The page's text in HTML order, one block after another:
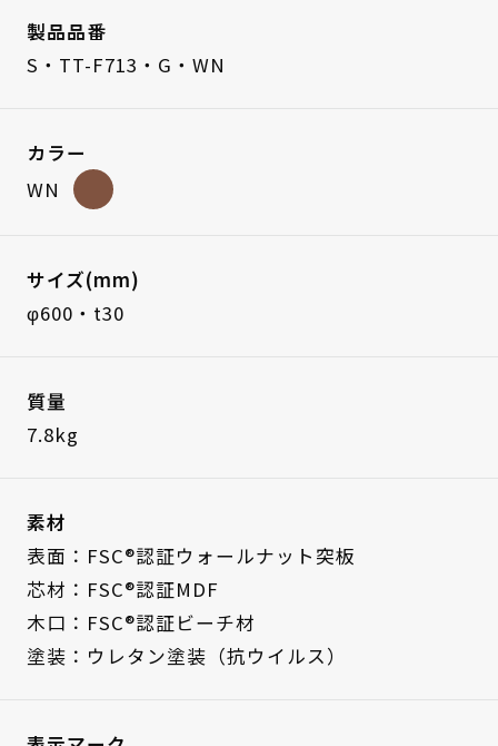
製品品番
S・TT-F713・G・WN
カラー
WN
サイズ(mm)
φ600・t30
質量
7.8kg
素材
表面：FSC®認証ウォールナット突板
芯材：FSC®認証MDF
木口：FSC®認証ビーチ材
塗装：ウレタン塗装（抗ウイルス）